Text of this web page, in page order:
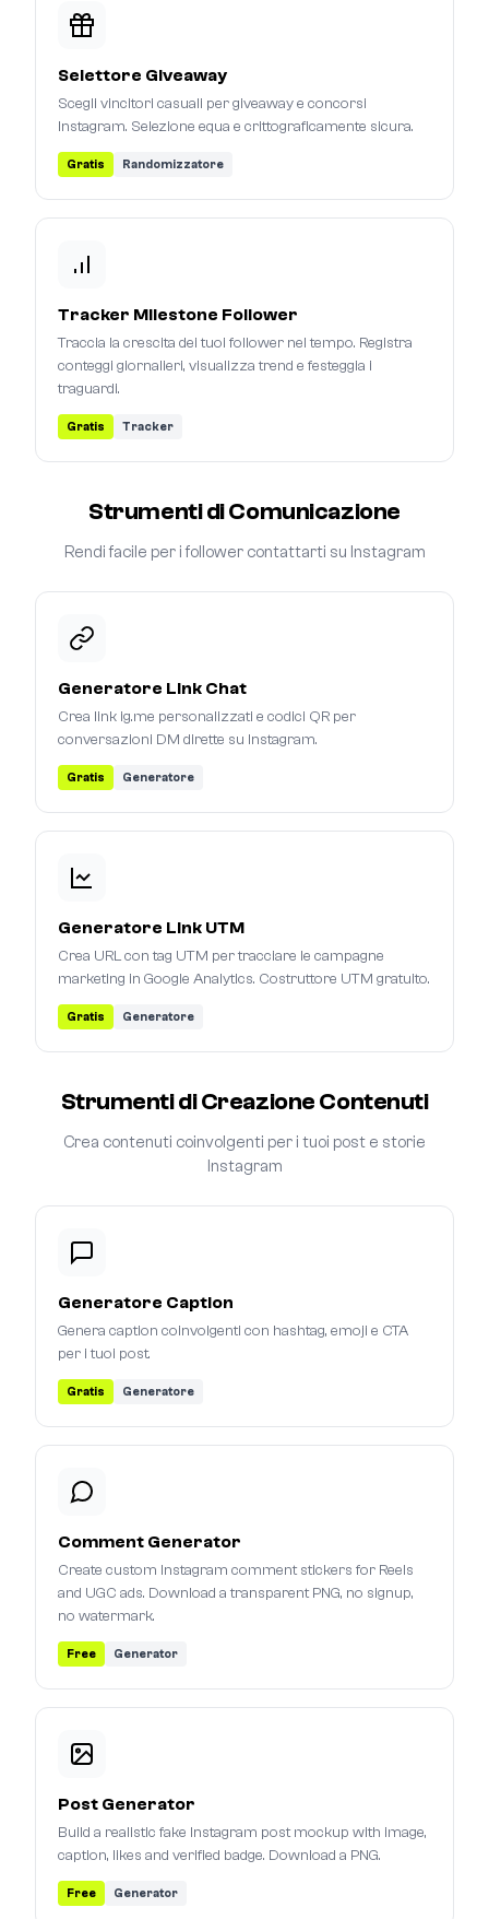
Selettore Giveaway
Scegli vincitori casuali per giveaway e concorsi
Instagram. Selezione equa e crittograficamente sicura.
Gratis Randomizzatore
Tracker Milestone Follower
Traccia la crescita dei tuoi follower nel tempo. Registra
conteggi giornalieri, visualizza trend e festeggia i
traguardi.
Gratis Tracker
Strumenti di Comunicazione
Rendi facile per i follower contattarti su Instagram
Generatore Link Chat
Crea link ig.me personalizzati e codici QR per
conversazioni DM dirette su Instagram.
Gratis Generatore
Generatore Link UTM
Crea URL con tag UTM per tracciare le campagne
marketing in Google Analytics. Costruttore UTM gratuito.
Gratis Generatore
Strumenti di Creazione Contenuti
Crea contenuti coinvolgenti per i tuoi post e storie
Instagram
Generatore Caption
Genera caption coinvolgenti con hashtag, emoji e CTA
per i tuoi post.
Gratis Generatore
Comment Generator
Create custom Instagram comment stickers for Reels
and UGC ads. Download a transparent PNG, no signup,
no watermark.
Free Generator
Post Generator
Build a realistic fake Instagram post mockup with image,
caption, likes and verified badge. Download a PNG.
Free Generator